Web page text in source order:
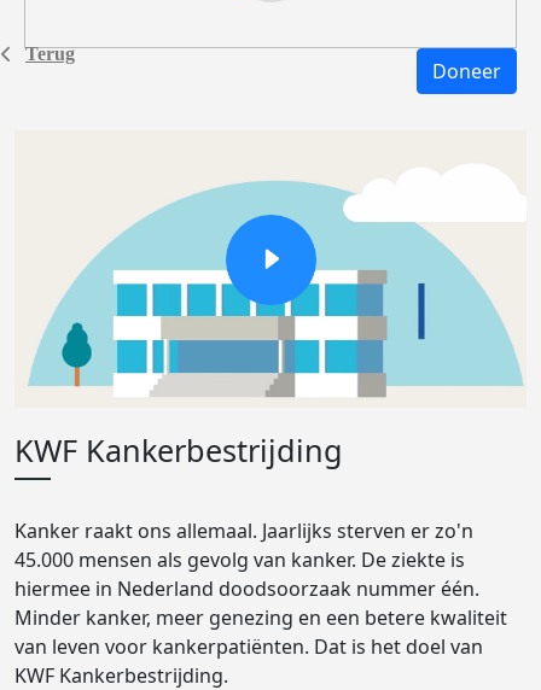
Terug
Doneer
KWF Kankerbestrijding
Kanker raakt ons allemaal. Jaarlijks sterven er zo'n
45.000 mensen als gevolg van kanker. De ziekte is
hiermee in Nederland doodsoorzaak nummer één.
Minder kanker, meer genezing en een betere kwaliteit
van leven voor kankerpatiënten. Dat is het doel van
KWF Kankerbestrijding.